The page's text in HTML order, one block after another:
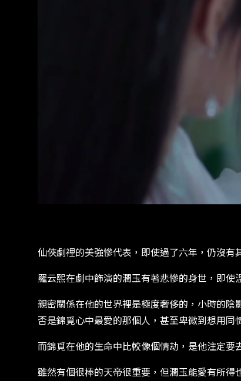
仙俠劇裡的美強慘代表，即使過了六年，仍沒有
羅云熙在劇中飾演的潤玉有著悲慘的身世，即
親密關係在他的世界裡是極度奢侈的，小時的
否是錦覓心中最愛的那個人，甚至卑微到想用同
而錦覓在他的生命中比較像個情劫，是他注定
雖然有個很棒的天帝很重要，但潤玉能愛有所